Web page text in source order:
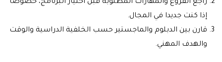
راجع الفروع والمهارات المطلوبة قبل اختيار البرنامج، خصوصا
إذا كنت جديدا في المجال.
قارن بين الدبلوم والماجستير حسب الخلفية الدراسية والوقت
والهدف المهني.